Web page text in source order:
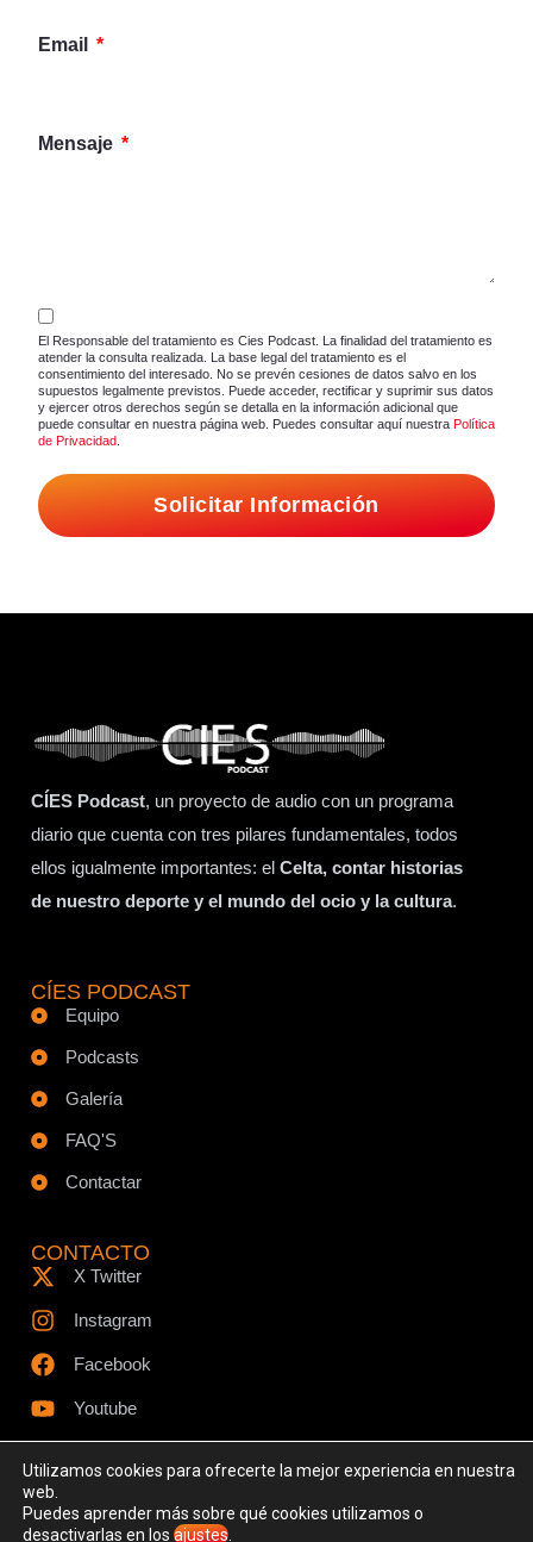
Email
Mensaje
El Responsable del tratamiento es Cies Podcast. La finalidad del tratamiento es
atender la consulta realizada. La base legal del tratamiento es el
consentimiento del interesado. No se prevén cesiones de datos salvo en los
supuestos legalmente previstos. Puede acceder, rectificar y suprimir sus datos
y ejercer otros derechos según se detalla en la información adicional que
puede consultar en nuestra página web. Puedes consultar aquí nuestra Política
de Privacidad
Solicitar Información
CÍES Podcast, un proyecto de audio con un programa
diario que cuenta con tres pilares fundamentales, todos
ellos igualmente importantes: el Celta, contar historias
de nuestro deporte y el mundo del ocio y la cultura.
CÍES PODCAST
Equipo
Podcasts
Galería
FAQ'S
Contactar
CONTACTO
X Twitter
Instagram
Facebook
Youtube
© Todos los derechos reservados - www.ciespodcast.es
Utilizamos cookies para ofrecerte la mejor experiencia en nuestra
web.
Puedes aprender más sobre qué cookies utilizamos o
desactivarlas en los ajustes